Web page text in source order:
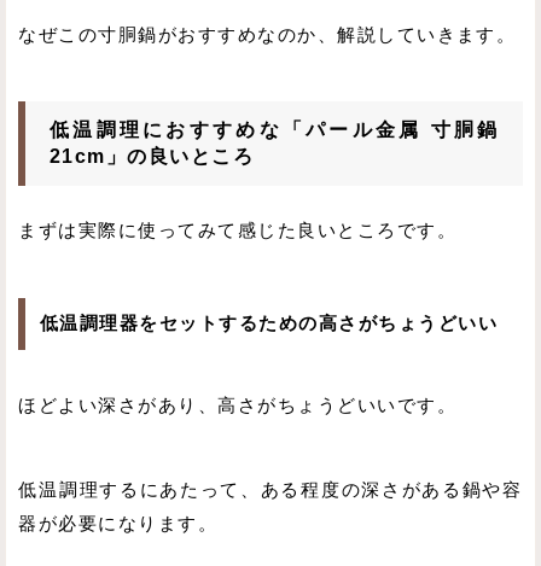
なぜこの寸胴鍋がおすすめなのか、解説していきます。
低温調理におすすめな「パール金属 寸胴鍋
21cm」の良いところ
まずは実際に使ってみて感じた良いところです。
低温調理器をセットするための高さがちょうどいい
ほどよい深さがあり、高さがちょうどいいです。
低温調理するにあたって、ある程度の深さがある鍋や容
器が必要になります。